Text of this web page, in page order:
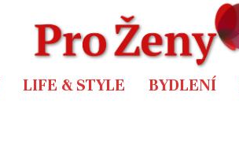
LIFE & STYLE BYDLENÍ